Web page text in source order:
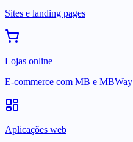
Sites e landing pages
Lojas online
E-commerce com MB e MBWay
Aplicações web